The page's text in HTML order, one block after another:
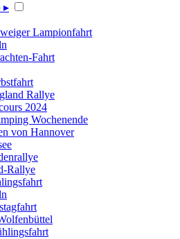
▸
Lampionfahrt
Fahrt
Rallye
2024
Wochenende
von Hannover
Rallye